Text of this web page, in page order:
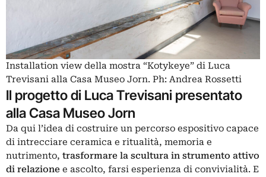
Installation view della mostra “Kotykeye” di Luca
Trevisani alla Casa Museo Jorn. Ph: Andrea Rossetti
Il progetto di Luca Trevisani presentato
alla Casa Museo Jorn
Da qui l’idea di costruire un percorso espositivo capace
di intrecciare ceramica e ritualità, memoria e
nutrimento, trasformare la scultura in strumento attivo
di relazione e ascolto, farsi esperienza di convivialità. E